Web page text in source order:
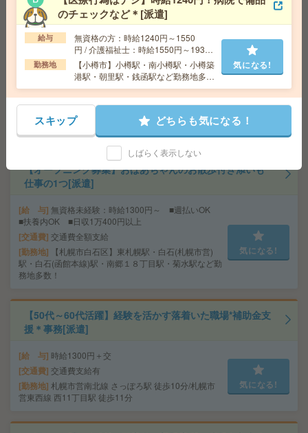
交通費 交通費別途規定支給
勤務地 JR函館本線 旭川駅 車7分
気になる!
≪事務デビューを応援！≫保険事務のサポートスタッ
フ！[派遣]
給 与 時給1350円＋交
交通費 交通費規定支給
勤務地 JR函館本線 旭川駅 徒歩11分
気になる!
【オープニング募集】おばあちゃんのお散歩付き添いも
仕事の1つ[派遣]
給 与 無資格未経験：時給1300円～ ■週払いOK
■扶養内OK ■日収1万400円以上
交通費 交通費全額支給
勤務地
【札幌市白石区】東札幌駅・白石(札幌市営)
駅・白石(函館本線)駅・南郷１８丁目駅・菊水駅など勤
務地多数！
気になる!
【50代～60代活躍】経験を活かす落着いた職場*補助金支
援＊事務[派遣]
給 与 時給1300円＋交
交通費 交通費支給有
勤務地 札幌市営南北線 さっぽろ駅 徒歩10分/札幌市
営東西線 西11丁目駅 徒歩11分
気になる!
のチェックなど＊[派遣]
給与
無資格の方：時給1240円～1550
円 / 介護福祉士：時給1550円～1937
円 / 初任者以上：時給1450円～1812
円
勤務地
【小樽市】小樽駅・南小樽駅・小樽築
港駅・朝里駅・銭函駅など勤務地多
数！
気になる!
スキップ どちらも気になる！
しばらく表示しない